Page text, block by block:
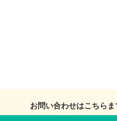
お問い合わせはこちらま